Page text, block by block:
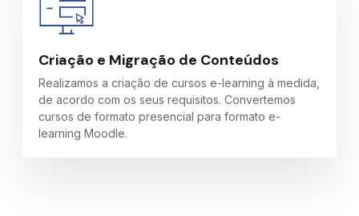
Criação e Migração de Conteúdos
Realizamos a criação de cursos e-learning à medida,
de acordo com os seus requisitos. Convertemos
cursos de formato presencial para formato e-
learning Moodle.